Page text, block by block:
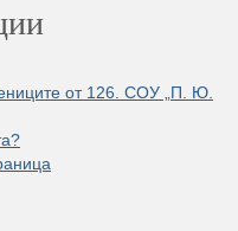
от 126. СОУ „П. Ю.